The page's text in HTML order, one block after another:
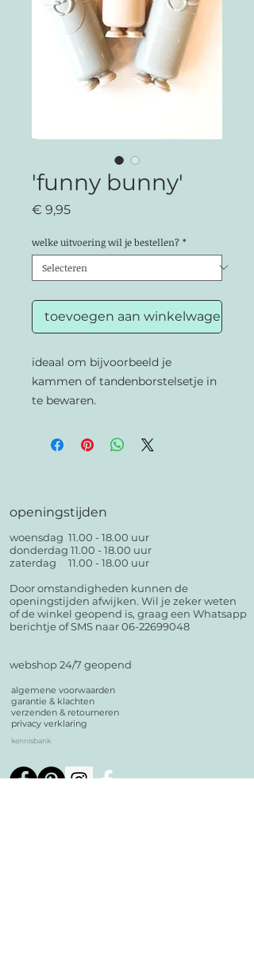
'funny bunny'
€ 9,95Prijs
welke uitvoering wil je bestellen? *
toevoegen aan winkelwagen
ideaal om bijvoorbeeld je
kammen of tandenborstelsetje in
te bewaren.
openingstijden
woensdag 11.00 - 18.00 uur
donderdag 11.00 - 18.00 uur
zaterdag 11.00 - 18.00 uur
Door omstandigheden kunnen de
openingstijden afwijken. Wil je zeker weten
of de winkel geopend is, graag een Whatsapp
berichtje of SMS naar 06-22699048
webshop 24/7 geopend
algemene voorwaarden
garantie & klachten
verzenden & retourneren
privacy verklaring
kennisbank